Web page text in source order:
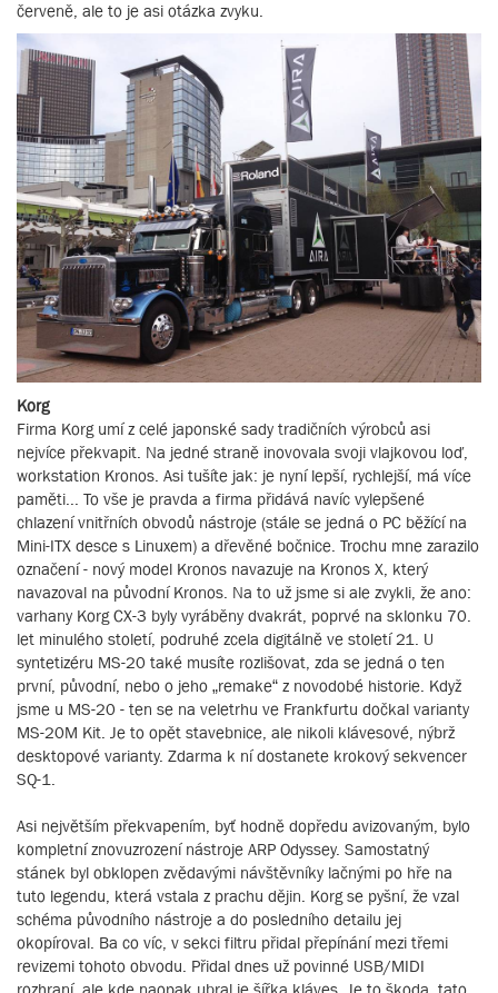
červeně, ale to je asi otázka zvyku.
Korg
Firma Korg umí z celé japonské sady tradičních výrobců asi
nejvíce překvapit. Na jedné straně inovovala svoji vlajkovou loď,
workstation Kronos. Asi tušíte jak: je nyní lepší, rychlejší, má více
paměti... To vše je pravda a firma přidává navíc vylepšené
chlazení vnitřních obvodů nástroje (stále se jedná o PC běžící na
Mini-ITX desce s Linuxem) a dřevěné bočnice. Trochu mne zarazilo
označení - nový model Kronos navazuje na Kronos X, který
navazoval na původní Kronos. Na to už jsme si ale zvykli, že ano:
varhany Korg CX-3 byly vyráběny dvakrát, poprvé na sklonku 70.
let minulého století, podruhé zcela digitálně ve století 21. U
syntetizéru MS-20 také musíte rozlišovat, zda se jedná o ten
první, původní, nebo o jeho „remake“ z novodobé historie. Když
jsme u MS-20 - ten se na veletrhu ve Frankfurtu dočkal varianty
MS-20M Kit. Je to opět stavebnice, ale nikoli klávesové, nýbrž
desktopové varianty. Zdarma k ní dostanete krokový sekvencer
SQ-1.
Asi největším překvapením, byť hodně dopředu avizovaným, bylo
kompletní znovuzrození nástroje ARP Odyssey. Samostatný
stánek byl obklopen zvědavými návštěvníky lačnými po hře na
tuto legendu, která vstala z prachu dějin. Korg se pyšní, že vzal
schéma původního nástroje a do posledního detailu jej
okopíroval. Ba co víc, v sekci filtru přidal přepínání mezi třemi
revizemi tohoto obvodu. Přidal dnes už povinné USB/MIDI
rozhraní, ale kde naopak ubral je šířka kláves. Je to škoda, tato